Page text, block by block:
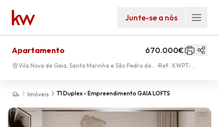
Junte-se a nós
Imóveis T1 Duplex - Empreendimento GAIA LOFTS
Apartamento 670.000€
Vila Nova de Gaia, Santa Marinha e São Pedro da
Ref.: KWPT-